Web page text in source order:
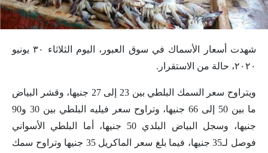
شهدت أسعار الأسماك في سوق العبور، اليوم الثلاثاء ٣٠ يونيو
٢٠٢٠، حالة من الاستقرار.
ويتراوح سعر السمك البلطي بين 23 إلى 27 جنيها، وقشر البياض
ما بين 50 إلى 66 جنيها، وتراوح سعر فيليه البلطي بين 30 و90
جنيها، وسجل البياض البلدي 50 جنيها، أما البلطي الأسواني
فوصل لـ35 جنيها، فيما بلغ سعر الماكريل 35 جنيها وتراوح سمك